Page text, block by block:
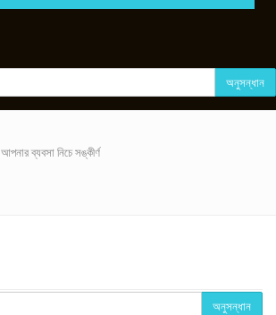
অনুসন্ধান
আপনার ব্যবসা নিচে সঙ্কীর্ণ
অনুসন্ধান